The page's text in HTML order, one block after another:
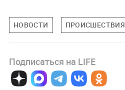
НОВОСТИ ПРОИСШЕСТВИЯ
Подписаться на LIFE